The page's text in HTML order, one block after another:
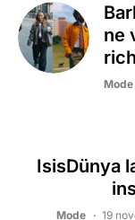
ne
Mode
IsisDünya
Mode 19